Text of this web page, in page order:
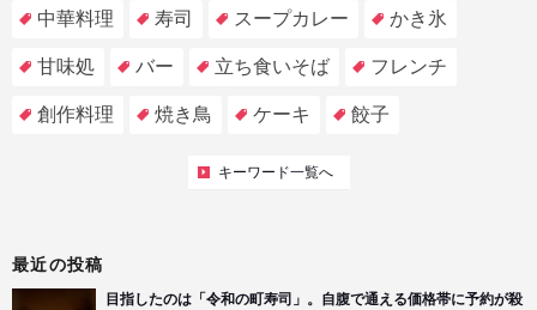
中華料理 寿司 スープカレー かき氷
甘味処 バー 立ち食いそば フレンチ
創作料理 焼き鳥 ケーキ 餃子
キーワード一覧へ
最近の投稿
目指したのは「令和の町寿司」。自腹で通える価格帯に予約が殺